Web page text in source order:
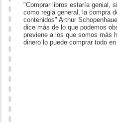
"Comprar libros estaría genial,
como regla general, la compra
contenidos" Arthur
dice más de lo que podemos
previene a los que somos más
dinero lo puede comprar todo